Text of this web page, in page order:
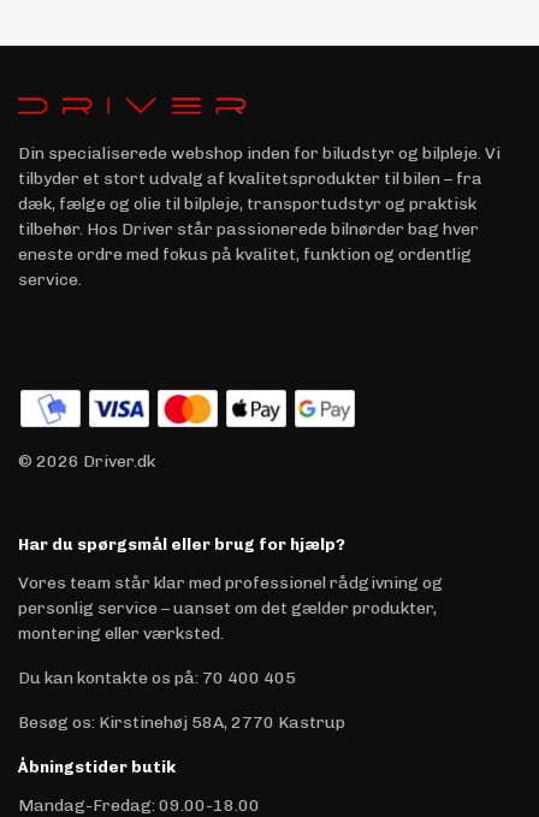
Din specialiserede webshop inden for biludstyr og bilpleje. Vi
tilbyder et stort udvalg af kvalitetsprodukter til bilen – fra
dæk, fælge og olie til bilpleje, transportudstyr og praktisk
tilbehør. Hos Driver står passionerede bilnørder bag hver
eneste ordre med fokus på kvalitet, funktion og ordentlig
service.
© 2026 Driver.dk
Har du spørgsmål eller brug for hjælp?
Vores team står klar med professionel rådgivning og
personlig service – uanset om det gælder produkter,
montering eller værksted.
Du kan kontakte os på: 70 400 405
Besøg os: Kirstinehøj 58A, 2770 Kastrup
Åbningstider butik
Mandag-Fredag: 09.00-18.00